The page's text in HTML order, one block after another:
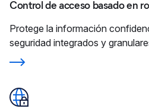
Control de acceso basado en
Protege la información
seguridad integrados y